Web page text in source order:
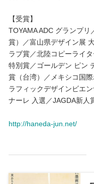
【受賞】
TOYAMA ADC グランプ
賞）／富山県デザイン展
ラブ賞／北陸コピーライ
特別賞／ゴールデン ピン
賞（台湾）／メキシコ国
ラフィックデザインビエ
ナーレ 入選／JAGDA新人
http://haneda-jun.net/